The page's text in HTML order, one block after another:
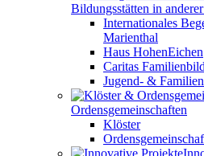
Bildungsstätten in
Internationales
Marienthal
Haus HohenEichen
Caritas
Jugend- &
Ordensgemeinschaften
Klöster